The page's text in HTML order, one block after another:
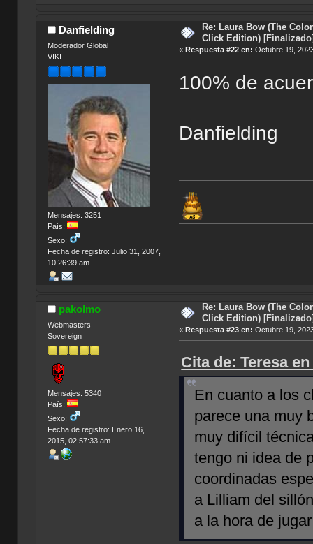
Danfielding
Moderador Global
VIKI
Mensajes: 3251
País:
Sexo:
Fecha de registro: Julio 31, 2007,
10:26:39 am
Re: Laura Bow (The
Click Edition)
« Respuesta #22 en: Octubre 19,
100% de
Danfielding
pakolmo
Webmasters
Sovereign
Mensajes: 5340
País:
Sexo:
Fecha de registro: Enero 16,
2015, 02:57:33 am
Re: Laura Bow (The
Click Edition)
«Respuesta #23 en: Octubre 19,
Cita de: Teresa
En cuanto a los
parece una muy
muy difícil
tengo ni idea de
coordinadas
a Lilliam del
a la hora de